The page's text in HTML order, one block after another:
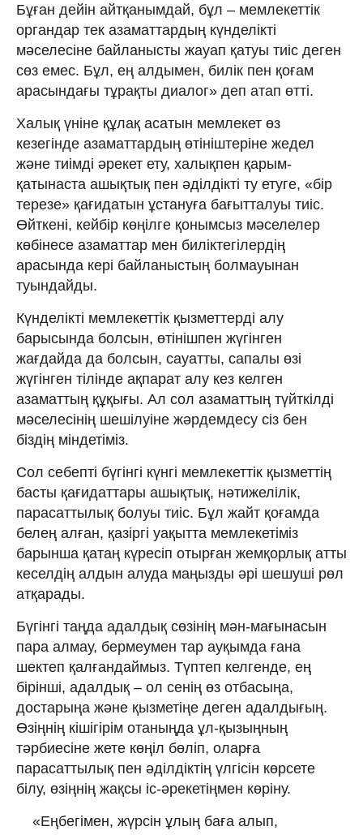
Бұған дейін айтқанымдай, бұл – мемлекеттік
органдар тек азаматтардың күнделікті
мәселесіне байланысты жауап қатуы тиіс деген
сөз емес. Бұл, ең алдымен, билік пен қоғам
арасындағы тұрақты диалог» деп атап өтті.
Халық үніне құлақ асатын мемлекет өз
кезегінде азаматтардың өтініштеріне жедел
және тиімді әрекет ету, халықпен қарым-
қатынаста ашықтық пен әділдікті ту етуге, «бір
терезе» қағидатын ұстануға бағытталуы тиіс.
Өйткені, кейбір көңілге қонымсыз мәселелер
көбінесе азаматтар мен биліктегілердің
арасында кері байланыстың болмауынан
туындайды.
Күнделікті мемлекеттік қызметтерді алу
барысында болсын, өтінішпен жүгінген
жағдайда да болсын, сауатты, сапалы өзі
жүгінген тілінде ақпарат алу кез келген
азаматтың құқығы. Ал сол азаматтың түйткілді
мәселесінің шешілуіне жәрдемдесу сіз бен
біздің міндетіміз.
Сол себепті бүгінгі күнгі мемлекеттік қызметтің
басты қағидаттары ашықтық, нәтижелілік,
парасаттылық болуы тиіс. Бұл жайт қоғамда
белең алған, қазіргі уақытта мемлекетіміз
барынша қатаң күресіп отырған жемқорлық атты
кеселдің алдын алуда маңызды әрі шешуші рөл
атқарады.
Бүгінгі таңда адалдық сөзінің мән-мағынасын
пара алмау, бермеумен тар ауқымда ғана
шектеп қалғандаймыз. Түптеп келгенде, ең
бірінші, адалдық – ол сенің өз отбасыңа,
достарыңа және қызметіңе деген адалдығың.
Өзіңнің кішігірім отаныңда ұл-қызыңның
тәрбиесіне жете көңіл бөліп, оларға
парасаттылық пен әділдіктің үлгісін көрсете
білу, өзіңнің жақсы іс-әрекетіңмен көріну.
«Еңбегімен, жүрсін ұлың баға алып,